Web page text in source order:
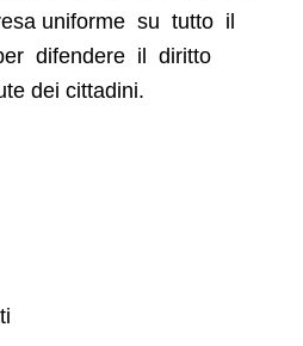
uniforme su tutto il
difendere il diritto
dei cittadini.